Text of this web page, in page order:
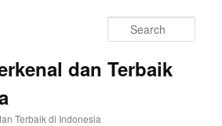
dan Terbaik
Terbaik di Indonesia